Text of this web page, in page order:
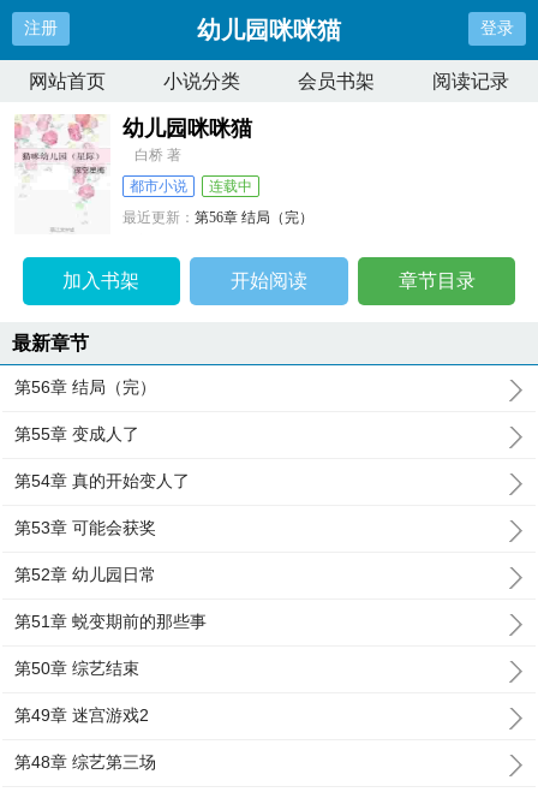
注册 幼儿园咪咪猫 登录
网站首页 小说分类 会员书架 阅读记录
幼儿园咪咪猫
白桥 著
都市小说
连载中
最近更新：第56章 结局（完）
加入书架 开始阅读 章节目录
最新章节
第56章 结局（完）
第55章 变成人了
第54章 真的开始变人了
第53章 可能会获奖
第52章 幼儿园日常
第51章 蜕变期前的那些事
第50章 综艺结束
第49章 迷宫游戏2
第48章 综艺第三场